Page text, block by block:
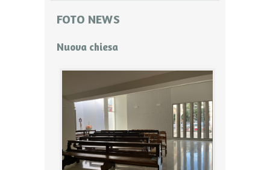
FOTO NEWS
Nuova chiesa